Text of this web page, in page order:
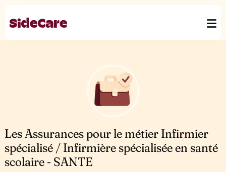
Les Assurances pour le métier Infirmier
spécialisé / Infirmière spécialisée en santé
scolaire - SANTE